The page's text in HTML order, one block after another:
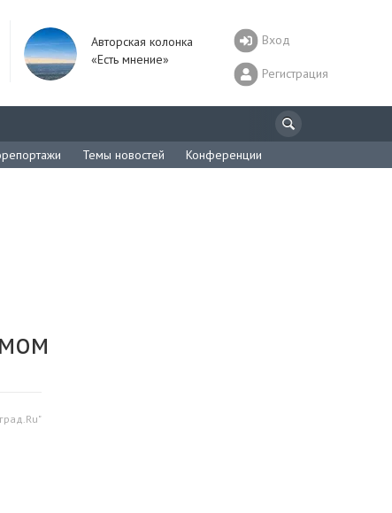
Авторская колонка
«Есть мнение»
Вход
Регистрация
Темы новостей Конференции